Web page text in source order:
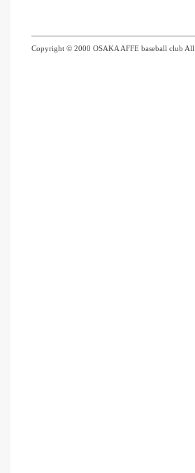
Copyright © 2000 OSAKA AFFE baseball club All